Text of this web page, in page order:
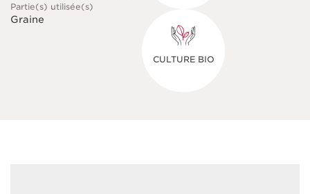
Partie(s) utilisée(s)
Graine
CULTURE BIO